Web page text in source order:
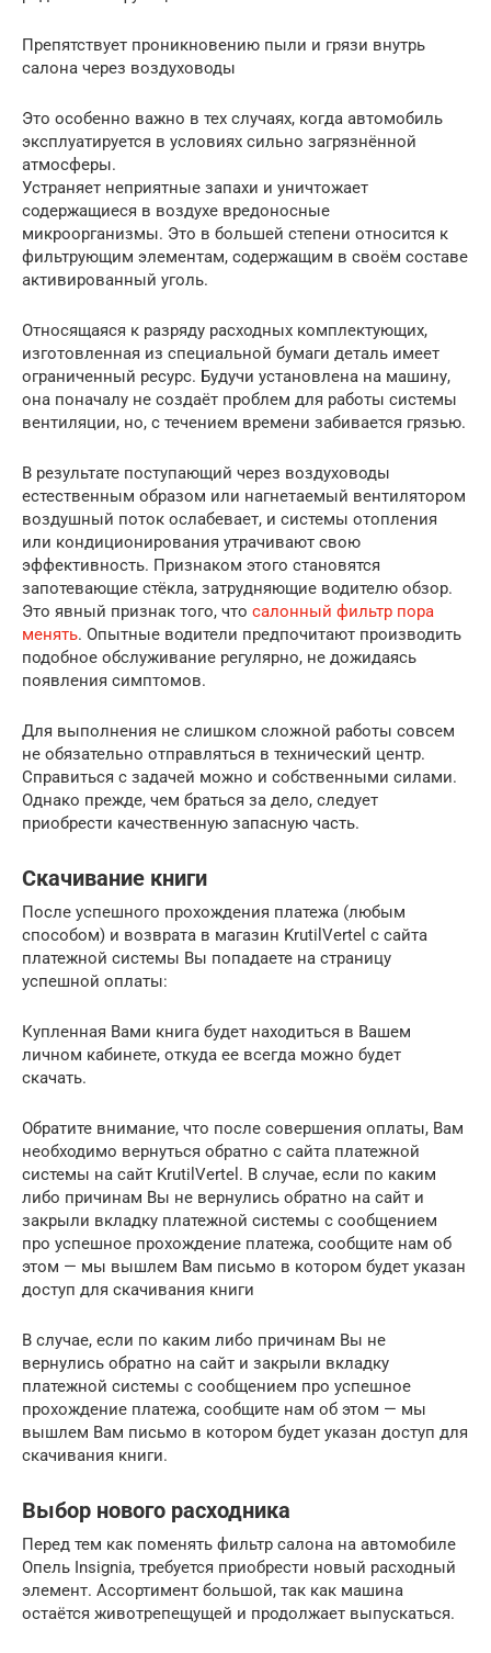
Препятствует проникновению пыли и грязи внутрь
салона через воздуховоды
Это особенно важно в тех случаях, когда автомобиль
эксплуатируется в условиях сильно загрязнённой
атмосферы.
Устраняет неприятные запахи и уничтожает
содержащиеся в воздухе вредоносные
микроорганизмы. Это в большей степени относится к
фильтрующим элементам, содержащим в своём составе
активированный уголь.
Относящаяся к разряду расходных комплектующих,
изготовленная из специальной бумаги деталь имеет
ограниченный ресурс. Будучи установлена на машину,
она поначалу не создаёт проблем для работы системы
вентиляции, но, с течением времени забивается грязью.
В результате поступающий через воздуховоды
естественным образом или нагнетаемый вентилятором
воздушный поток ослабевает, и системы отопления
или кондиционирования утрачивают свою
эффективность. Признаком этого становятся
запотевающие стёкла, затрудняющие водителю обзор.
Это явный признак того, что салонный фильтр пора
менять. Опытные водители предпочитают производить
подобное обслуживание регулярно, не дожидаясь
появления симптомов.
Для выполнения не слишком сложной работы совсем
не обязательно отправляться в технический центр.
Справиться с задачей можно и собственными силами.
Однако прежде, чем браться за дело, следует
приобрести качественную запасную часть.
Скачивание книги
После успешного прохождения платежа (любым
способом) и возврата в магазин KrutilVertel с сайта
платежной системы Вы попадаете на страницу
успешной оплаты:
Купленная Вами книга будет находиться в Вашем
личном кабинете, откуда ее всегда можно будет
скачать.
Обратите внимание, что после совершения оплаты, Вам
необходимо вернуться обратно с сайта платежной
системы на сайт KrutilVertel. В случае, если по каким
либо причинам Вы не вернулись обратно на сайт и
закрыли вкладку платежной системы с сообщением
про успешное прохождение платежа, сообщите нам об
этом — мы вышлем Вам письмо в котором будет указан
доступ для скачивания книги
В случае, если по каким либо причинам Вы не
вернулись обратно на сайт и закрыли вкладку
платежной системы с сообщением про успешное
прохождение платежа, сообщите нам об этом — мы
вышлем Вам письмо в котором будет указан доступ для
скачивания книги.
Выбор нового расходника
Перед тем как поменять фильтр салона на автомобиле
Опель Insignia, требуется приобрести новый расходный
элемент. Ассортимент большой, так как машина
остаётся животрепещущей и продолжает выпускаться.